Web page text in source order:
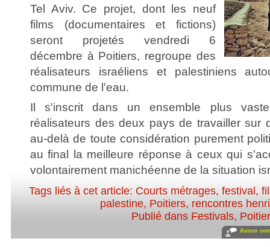
Tel Aviv. Ce projet, dont les neuf
films (documentaires et fictions)
seront projetés vendredi 6
décembre à Poitiers, regroupe des
réalisateurs israéliens et palestiniens
commune de l'eau.
Il s'inscrit dans un ensemble plus
réalisateurs des deux pays de travailler sur
au-delà de toute considération purement
au final la meilleure réponse à ceux qui
volontairement manichéenne de la situation
Tags liés à cet article: Courts métrages, festival ,
palestine, Poitiers, rencontres
Publié dans Festivals,
Aucun